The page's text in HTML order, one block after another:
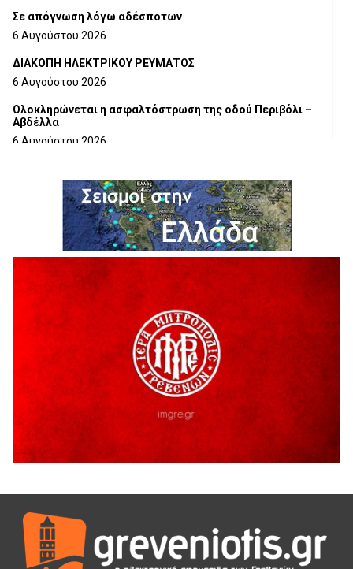
Σε απόγνωση λόγω αδέσποτων
6 Αυγούστου 2026
ΔΙΑΚΟΠΗ ΗΛΕΚΤΡΙΚΟΥ ΡΕΥΜΑΤΟΣ
6 Αυγούστου 2026
Ολοκληρώνεται η ασφαλτόστρωση της οδού Περιβόλι –
Αβδέλλα
6 Αυγούστου 2026
5 Αυγούστου 2026
Ο ΑΝΔΡΕΑΣ ΑΣΛΑΝΙΔΗΣ ΣΥΝΕΧΙΖΕΙ ΣΤΟΝ ΠΡΩΤΕΑ
ΓΡΕΒΕΝΩΝ
5 Αυγούστου 2026
Ευχαριστήριο Εκπολιτιστικού Συλλόγου Ταξιάρχη προς κ.
Παρασχάκη Αθανάσιο
Διακοπή υδροδότησης του Α΄ κλάδου ύδρευσης
5 Αυγούστου 2026
Η Marseaux στα Γρεβενά για μια μοναδική συναυλία
Θερινό Σινεμά στο πλαίσιο του «Πολιτιστικού
Καλοκαιριού 2026» με την βραβευμένη ταινία «Μικρές
Ανάσες».
Γρεβενά: Συνελήφθη 18χρονος αλλοδαπός, για κλοπή
εξοπλισμού γυμναστηρίου
5 Αυγούστου 2026
ΑΗ ΛΑΟΣ | 5 Αυγούστου | Υπαίθριο Θέατρο “Καστράκι”,